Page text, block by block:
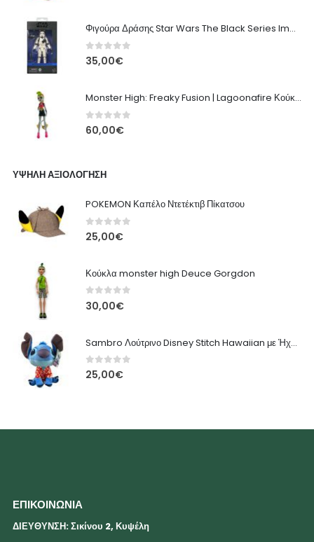
Φιγούρα Δράσης Star Wars The Black Series Imperial Remnant Stormtrooper #05
0out of 5
35,00€
Monster High: Freaky Fusion | Lagoonafire Κούκλα Mattel 2013 - 28εκ
0 out of 5
60,00€
ΥΨΗΛΉ ΑΞΙΟΛΌΓΗΣΗ
POKEMON Καπέλο Ντετέκτιβ Πίκατσου
0out of 5
25,00€
Κούκλα monster high Deuce Gorgdon
0 out of 5
30,00€
Sambro Λούτρινο Disney Stitch Hawaiian με Ήχο 33 εκ.
0out of 5
25,00€
ΕΠΙΚΟΙΝΩΝΙΑ
ΔΙΕΥΘΥΝΣΗ: Σικίνου 2, Κυψέλη